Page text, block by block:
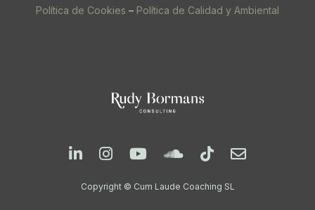
Política de Cookies – Política de Calidad y Ambiental
Copyright © Cum Laude Coaching SL